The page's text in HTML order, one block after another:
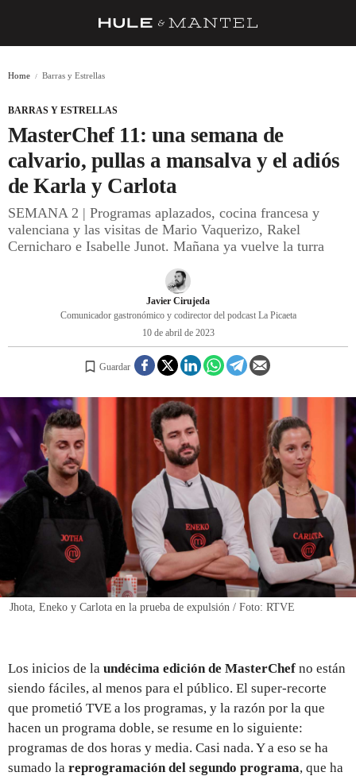
BARRAS Y ESTRELLAS
DÓNDE COMER
ÍDOLOS DE MESAS
CUADERNO DE VIAJE
MENÚ DEL DÍA
REGISTRO
INICIAR SESIÓN
Home Barras y Estrellas
BARRAS Y ESTRELLAS
MasterChef 11: una semana de
calvario, pullas a mansalva y el adiós
de Karla y Carlota
SEMANA 2 | Programas aplazados, cocina francesa y
valenciana y las visitas de Mario Vaquerizo, Rakel
Cernicharo e Isabelle Junot. Mañana ya vuelve la turra
Javier Cirujeda
Comunicador gastronómico y codirector del podcast La Picaeta
10 de abril de 2023
Guardar
Jhota, Eneko y Carlota en la prueba de expulsión / Foto: RTVE
Los inicios de la undécima edición de MasterChef no están
siendo fáciles, al menos para el público. El super-recorte
que prometió TVE a los programas, y la razón por la que
hacen un programa doble, se resume en lo siguiente:
programas de dos horas y media. Casi nada. Y a eso se ha
sumado la reprogramación del segundo programa, que ha